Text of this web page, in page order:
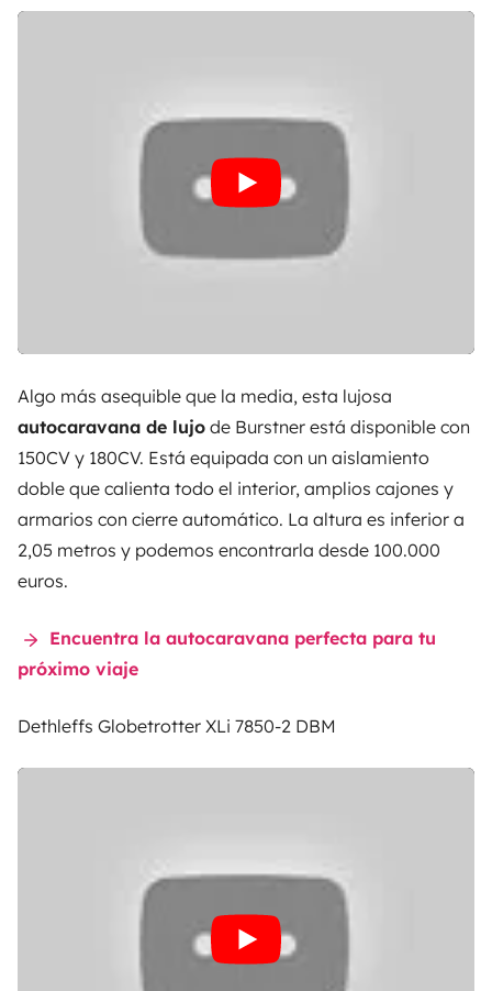
Algo más asequible que la media, esta lujosa
autocaravana de lujo de Burstner está disponible con
150CV y 180CV. Está equipada con un aislamiento
doble que calienta todo el interior, amplios cajones y
armarios con cierre automático. La altura es inferior a
2,05 metros y podemos encontrarla desde 100.000
euros.
Encuentra la autocaravana perfecta para tu
próximo viaje
Dethleffs Globetrotter XLi 7850-2 DBM